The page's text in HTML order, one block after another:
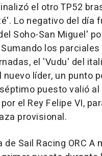
el otro TP52
Lo negativo del día
Soho-San Miguel'
los
el 'Vudu' del
nuevo líder, un punto
puesto valió
el Rey Felipe VI,
provisional.
Sail Racing ORC A